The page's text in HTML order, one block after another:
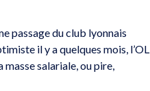
passage du club lyonnais
il y a quelques mois, l’OL
salariale, ou pire,